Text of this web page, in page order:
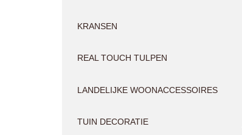
KRANSEN
REAL TOUCH TULPEN
LANDELIJKE WOONACCESSOIRES
TUIN DECORATIE